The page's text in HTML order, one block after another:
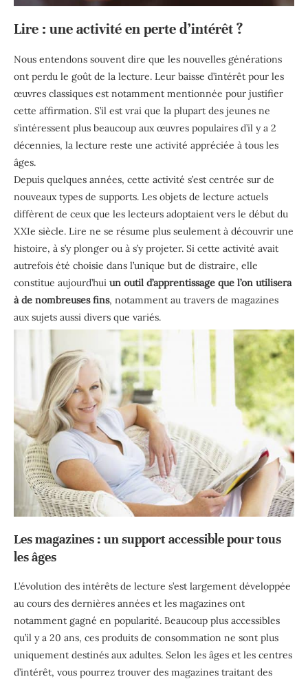
Lire : une activité en perte d’intérêt ?
Nous entendons souvent dire que les nouvelles générations
ont perdu le goût de la lecture. Leur baisse d’intérêt pour les
œuvres classiques est notamment mentionnée pour justifier
cette affirmation. S’il est vrai que la plupart des jeunes ne
s’intéressent plus beaucoup aux œuvres populaires d’il y a 2
décennies, la lecture reste une activité appréciée à tous les
âges.
Depuis quelques années, cette activité s’est centrée sur de
nouveaux types de supports. Les objets de lecture actuels
diffèrent de ceux que les lecteurs adoptaient vers le début du
XXIe siècle. Lire ne se résume plus seulement à découvrir une
histoire, à s’y plonger ou à s’y projeter. Si cette activité avait
autrefois été choisie dans l’unique but de distraire, elle
constitue aujourd’hui un outil d’apprentissage que l’on utilisera
à de nombreuses fins, notamment au travers de magazines
aux sujets aussi divers que variés.
Les magazines : un support accessible pour tous
les âges
L’évolution des intérêts de lecture s’est largement développée
au cours des dernières années et les magazines ont
notamment gagné en popularité. Beaucoup plus accessibles
qu’il y a 20 ans, ces produits de consommation ne sont plus
uniquement destinés aux adultes. Selon les âges et les centres
d’intérêt, vous pourrez trouver des magazines traitant des